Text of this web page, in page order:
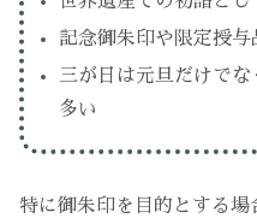
記念御朱印や限定授
三が日は元旦だけで
多い
特に御朱印を目的とする